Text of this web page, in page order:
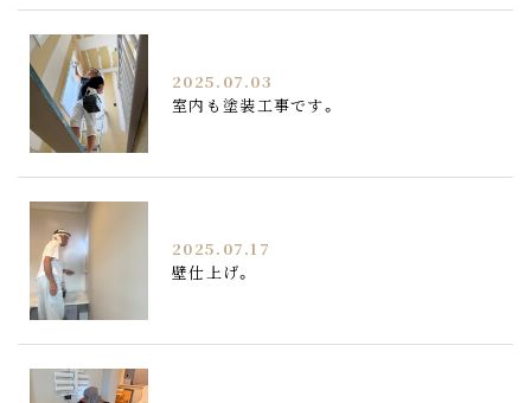
2025.07.03
室内も塗装工事です。
2025.07.17
壁仕上げ。